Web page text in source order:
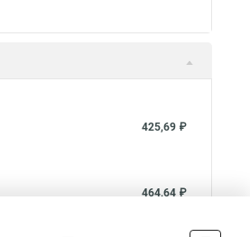
425,69 ₽
464,64 ₽